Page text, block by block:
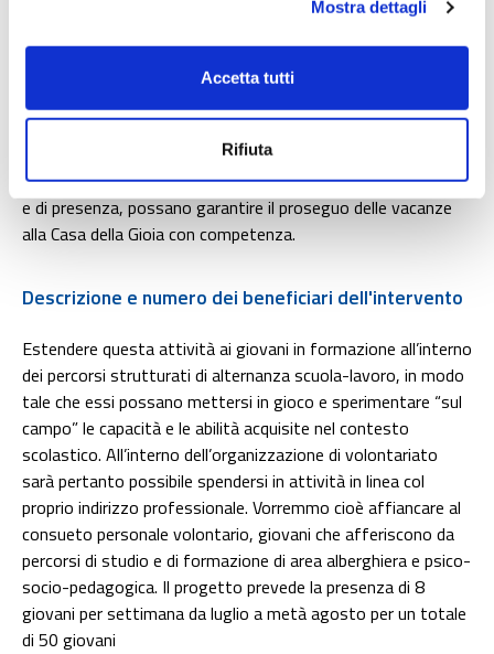
Mostra dettagli
Accetta tutti
Rifiuta
Finalità e allineamento con l'area di intervento
Contribuire a creare una nuova consapevolezza
professionale - in funzione del proprio percorso formativo -
nella relazione con persone con disabilità e, per contro, il
ritorno in futuro alla struttura di Borghetto come nuovi
volontari che, anche grazie al relativo contributo economico
e di presenza, possano garantire il proseguo delle vacanze
alla Casa della Gioia con competenza.
Descrizione e numero dei beneficiari dell'intervento
Estendere questa attività ai giovani in formazione all’interno
dei percorsi strutturati di alternanza scuola-lavoro, in modo
tale che essi possano mettersi in gioco e sperimentare “sul
campo” le capacità e le abilità acquisite nel contesto
scolastico. All’interno dell’organizzazione di volontariato
sarà pertanto possibile spendersi in attività in linea col
proprio indirizzo professionale. Vorremmo cioè affiancare al
consueto personale volontario, giovani che afferiscono da
percorsi di studio e di formazione di area alberghiera e psico-
socio-pedagogica. Il progetto prevede la presenza di 8
giovani per settimana da luglio a metà agosto per un totale
di 50 giovani